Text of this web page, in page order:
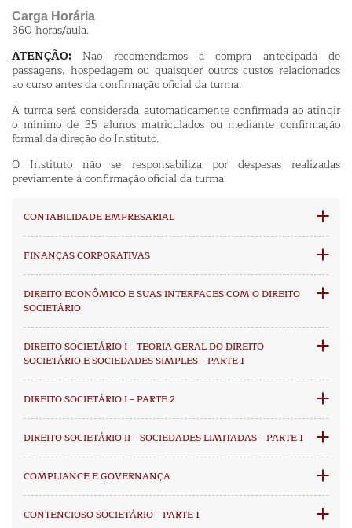
Carga Horária
360 horas/aula.
ATENÇÃO: Não recomendamos a compra antecipada de
passagens, hospedagem ou quaisquer outros custos relacionados
ao curso antes da confirmação oficial da turma.
A turma será considerada automaticamente confirmada ao atingir
o mínimo de 35 alunos matriculados ou mediante confirmação
formal da direção do Instituto.
O Instituto não se responsabiliza por despesas realizadas
previamente à confirmação oficial da turma.
CONTABILIDADE EMPRESARIAL
FINANÇAS CORPORATIVAS
DIREITO ECONÔMICO E SUAS INTERFACES COM O DIREITO
SOCIETÁRIO
DIREITO SOCIETÁRIO I – TEORIA GERAL DO DIREITO
SOCIETÁRIO E SOCIEDADES SIMPLES – PARTE 1
DIREITO SOCIETÁRIO I – PARTE 2
DIREITO SOCIETÁRIO II – SOCIEDADES LIMITADAS – PARTE 1
COMPLIANCE E GOVERNANÇA
CONTENCIOSO SOCIETÁRIO – PARTE 1